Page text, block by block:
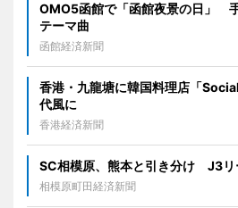
OMO5函館で「函館夜景の日」
テーマ曲
函館経済新聞
香港・九龍塘に韓国料理店「
代風に
香港経済新聞
SC相模原、熊本と引き分け J3リ
相模原町田経済新聞